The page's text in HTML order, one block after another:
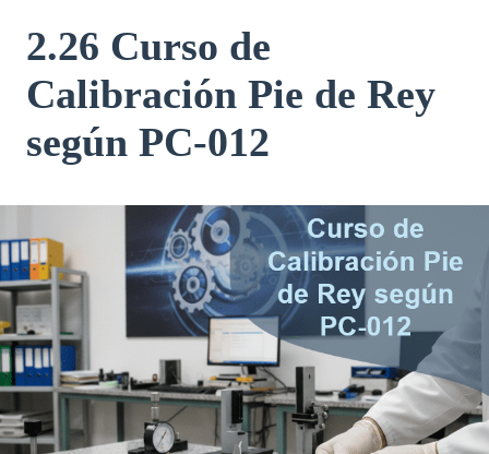
2.26 Curso de
Calibración Pie de Rey
según PC-012